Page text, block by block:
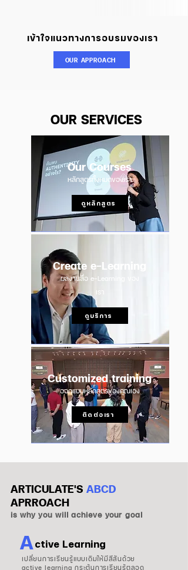
เข้าใจแนวทางการอบรมของเรา
OUR APPROACH
OUR SERVICES
หลักสูตรทั้งหมดของเรา
Our Courses
ดูหลักสูตร
ผลงานสื่อ e-Learning ของ
เรา
Create e-Learning
ดูบริการ
ออกแบบหลักสูตรของคุณเอง
Customized training
ติดต่อเรา
ARTICULATE'S ABCD
APRROACH
is why you will achieve your goal
Active Learning
เปลี่ยนการเรียนรู้แบบเดิมให้มีสีสันด้วย
active learning กระตุ้นการเรียนรู้ตลอด